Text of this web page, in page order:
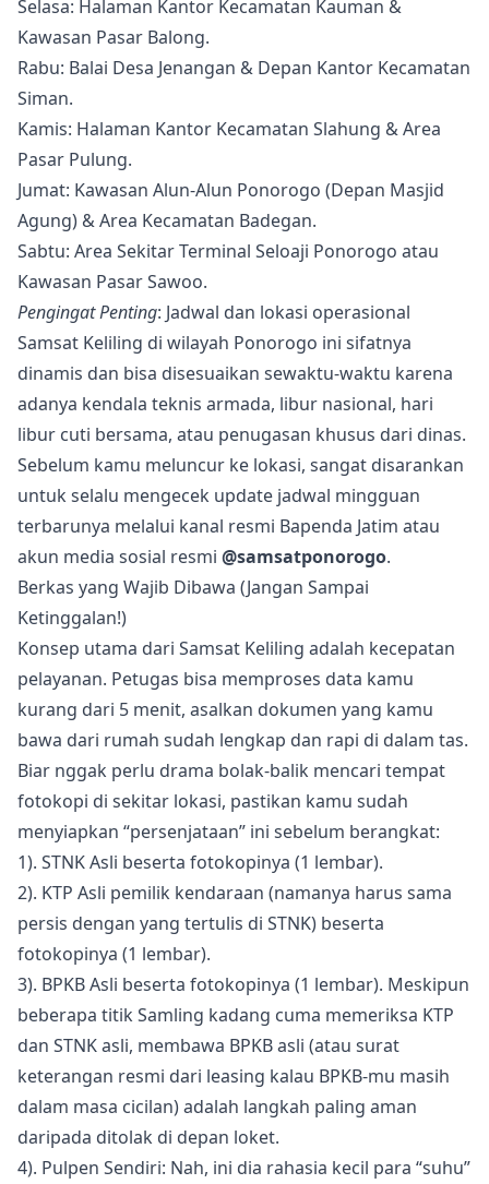
Selasa: Halaman Kantor Kecamatan Kauman &
Kawasan Pasar Balong.
Rabu: Balai Desa Jenangan & Depan Kantor Kecamatan
Siman.
Kamis: Halaman Kantor Kecamatan Slahung & Area
Pasar Pulung.
Jumat: Kawasan Alun-Alun Ponorogo (Depan Masjid
Agung) & Area Kecamatan Badegan.
Sabtu: Area Sekitar Terminal Seloaji Ponorogo atau
Kawasan Pasar Sawoo.
Pengingat Penting: Jadwal dan lokasi operasional
Samsat Keliling di wilayah Ponorogo ini sifatnya
dinamis dan bisa disesuaikan sewaktu-waktu karena
adanya kendala teknis armada, libur nasional, hari
libur cuti bersama, atau penugasan khusus dari dinas.
Sebelum kamu meluncur ke lokasi, sangat disarankan
untuk selalu mengecek update jadwal mingguan
terbarunya melalui kanal resmi Bapenda Jatim atau
akun media sosial resmi @samsatponorogo.
Berkas yang Wajib Dibawa (Jangan Sampai
Ketinggalan!)
Konsep utama dari Samsat Keliling adalah kecepatan
pelayanan. Petugas bisa memproses data kamu
kurang dari 5 menit, asalkan dokumen yang kamu
bawa dari rumah sudah lengkap dan rapi di dalam tas.
Biar nggak perlu drama bolak-balik mencari tempat
fotokopi di sekitar lokasi, pastikan kamu sudah
menyiapkan “persenjataan” ini sebelum berangkat:
1). STNK Asli beserta fotokopinya (1 lembar).
2). KTP Asli pemilik kendaraan (namanya harus sama
persis dengan yang tertulis di STNK) beserta
fotokopinya (1 lembar).
3). BPKB Asli beserta fotokopinya (1 lembar). Meskipun
beberapa titik Samling kadang cuma memeriksa KTP
dan STNK asli, membawa BPKB asli (atau surat
keterangan resmi dari leasing kalau BPKB-mu masih
dalam masa cicilan) adalah langkah paling aman
daripada ditolak di depan loket.
4). Pulpen Sendiri: Nah, ini dia rahasia kecil para “suhu”